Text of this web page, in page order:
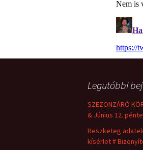
Legutóbbi
SZEZONZÁRÓ
& Június 12.
Reszketeg
kísérlet #